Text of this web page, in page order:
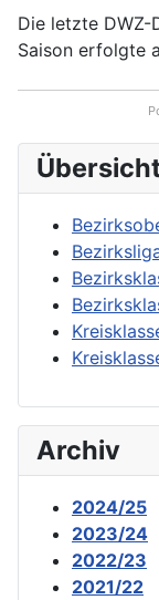
Archiv
2024/25
2023/24
2022/23
2021/22
Die letzte DWZ-
Saison erfolgte